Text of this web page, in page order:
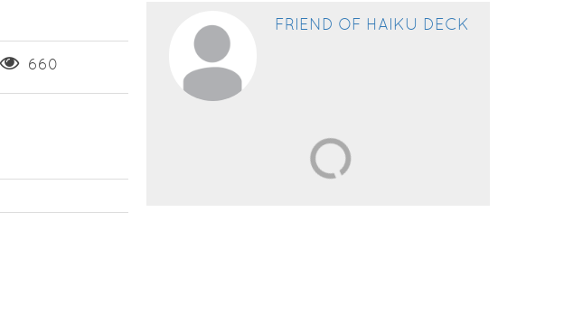
660
FRIEND OF HAIKU DECK